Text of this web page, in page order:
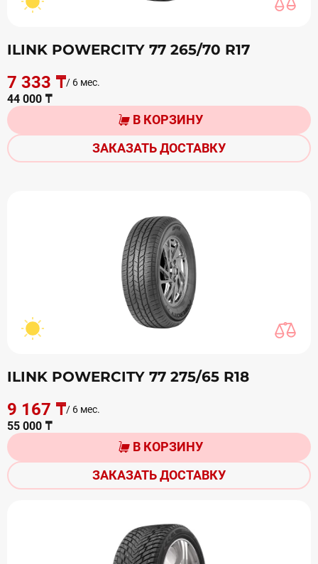
ILINK POWERCITY 77 265/70 R17
7 333 ₸/ 6 мес.
44 000 ₸
В КОРЗИНУ
ЗАКАЗАТЬ ДОСТАВКУ
ILINK POWERCITY 77 275/65 R18
9 167 ₸/ 6 мес.
55 000 ₸
В КОРЗИНУ
ЗАКАЗАТЬ ДОСТАВКУ